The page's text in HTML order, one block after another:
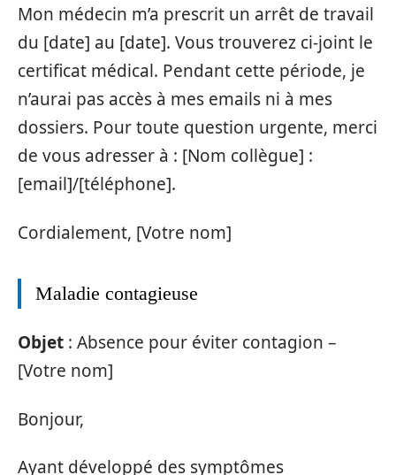
Mon médecin m’a prescrit un arrêt de travail
du [date] au [date]. Vous trouverez ci-joint le
certificat médical. Pendant cette période, je
n’aurai pas accès à mes emails ni à mes
dossiers. Pour toute question urgente, merci
de vous adresser à : [Nom collègue] :
[email]/[téléphone].
Cordialement, [Votre nom]
Maladie contagieuse
Objet : Absence pour éviter contagion –
[Votre nom]
Bonjour,
Ayant développé des symptômes